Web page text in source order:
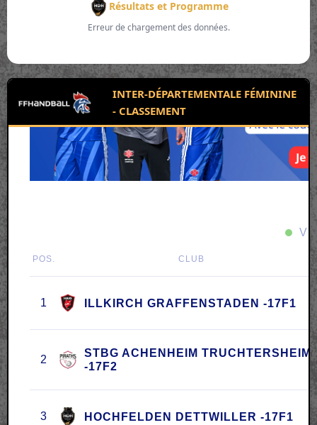
Résultats et Programme
Erreur de chargement des données.
INTER-DÉPARTEMENTALE FÉMININE
- CLASSEMENT